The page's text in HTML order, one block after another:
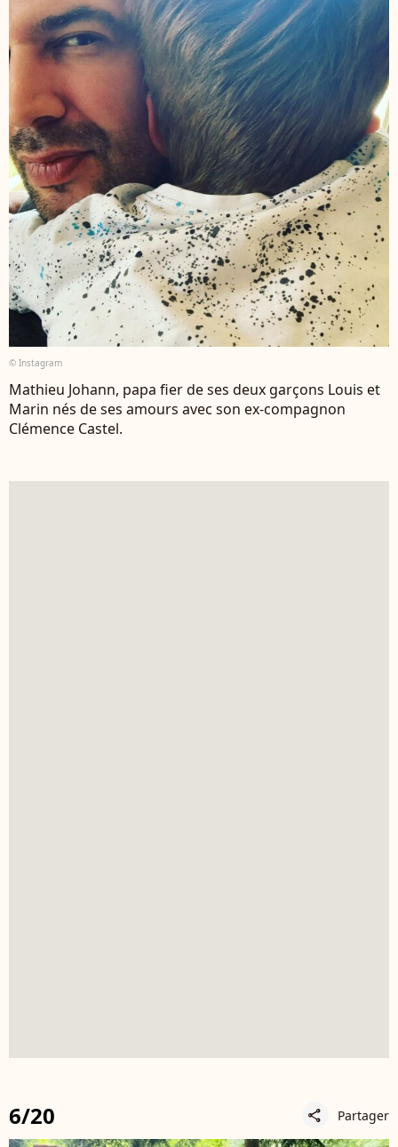
© Instagram
Mathieu Johann, papa fier de ses deux garçons Louis et
Marin nés de ses amours avec son ex-compagnon
Clémence Castel.
6/20 share Partager